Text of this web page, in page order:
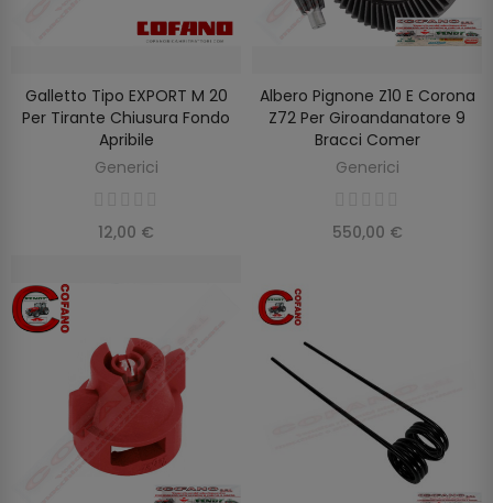
AGGIUNGI AL CARRELLO
Galletto Tipo EXPORT M 20
Per Tirante Chiusura Fondo
Apribile
Generici
12,00 €
AGGIUNGI AL CARRELLO
Albero Pignone Z10 E Corona
Z72 Per Giroandanatore 9
Bracci Comer
Generici
550,00 €